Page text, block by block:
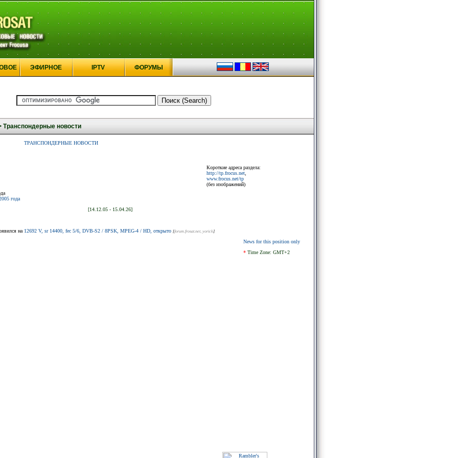
ЭФИРНОЕ IPTV ФОРУМЫ
Транспондерные новости
ТРАНСПОНДЕРНЫЕ НОВОСТИ
года
Короткие адреса раздела:
http://tp.frocus.net
www.frocus.net/tp
(без изображений)
[14.12.05 - 15.04.26]
на 12692 V, sr 14400, fec 5/6, DVB-S2 / 8PSK, MPEG-4 / HD, открыто [forum.frosat.net, yorick]
News for this position only
* Time Zone: GMT+2